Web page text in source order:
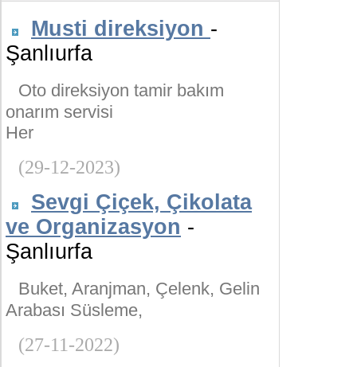
Musti direksiyon -
Şanlıurfa
Oto direksiyon tamir bakım
onarım servisi
Her
(29-12-2023)
Sevgi Çiçek, Çikolata
ve Organizasyon -
Şanlıurfa
Buket, Aranjman, Çelenk, Gelin
Arabası Süsleme,
(27-11-2022)